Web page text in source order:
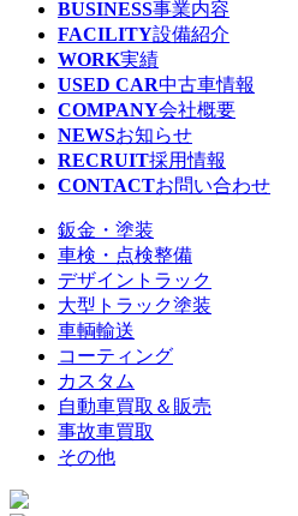
BUSINESS事業内容
FACILITY設備紹介
WORK実績
USED CAR中古車情報
COMPANY会社概要
NEWSお知らせ
RECRUIT採用情報
CONTACTお問い合わせ
鈑金・塗装
車検・点検整備
デザイントラック
大型トラック塗装
車輌輸送
コーティング
カスタム
自動車買取＆販売
事故車買取
その他